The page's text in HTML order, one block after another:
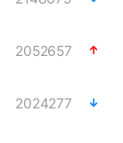
2052657
2024277